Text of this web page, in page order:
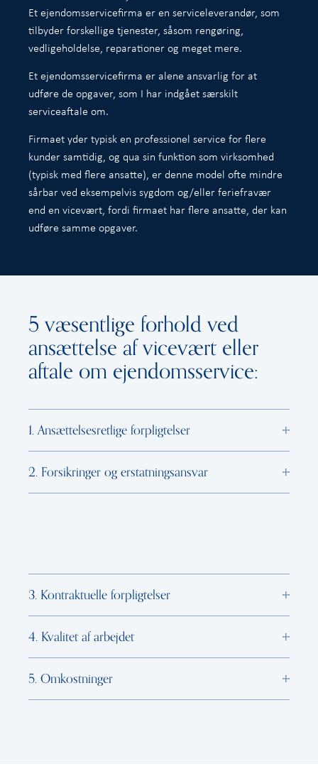
Et ejendomsservicefirma er en serviceleverandør, som
tilbyder forskellige tjenester, såsom rengøring,
vedligeholdelse, reparationer og meget mere.
Et ejendomsservicefirma er alene ansvarlig for at
udføre de opgaver, som I har indgået særskilt
serviceaftale om.
Firmaet yder typisk en professionel service for flere
kunder samtidig, og qua sin funktion som virksomhed
(typisk med flere ansatte), er denne model ofte mindre
sårbar ved eksempelvis sygdom og/eller feriefravær
end en vicevært, fordi firmaet har flere ansatte, der kan
udføre samme opgaver.
5 væsentlige forhold ved
ansættelse af vicevært eller
aftale om ejendomsservice:
1. Ansættelsesretlige forpligtelser
2. Forsikringer og erstatningsansvar
3. Kontraktuelle forpligtelser
4. Kvalitet af arbejdet
5. Omkostninger